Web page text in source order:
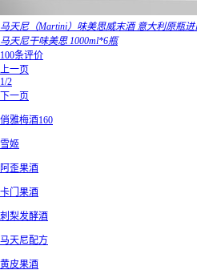
马天尼（Martini）味美思威末酒 意大利原瓶
马天尼干味美思 1000ml*6瓶
100条评价
上一页
1/2
下一页
俏雅梅酒160
雪姬
阿歪果酒
卡门果酒
刺梨发酵酒
马天尼配方
黄皮果酒